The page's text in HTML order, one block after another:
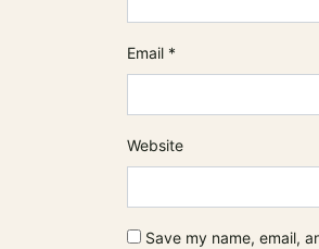
Email *
Website
Save my name, email,